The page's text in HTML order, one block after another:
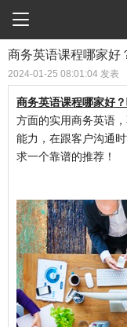

商务英语课程哪家好
2024-01-25 08:01:04 发表
商务英语课程哪家好
方面的实用商务英语
能力，在跟客户沟通
求一个靠谱的推荐！